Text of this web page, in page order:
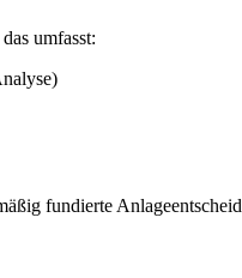
umfasst:
fundierte